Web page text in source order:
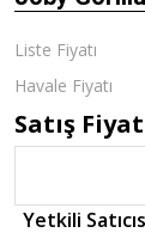
Liste Fiyatı
Havale Fiyatı
Satış
Yetkili